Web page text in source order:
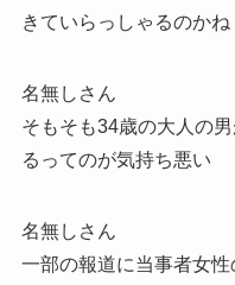
きていらっしゃるのかね
名無しさん
そもそも34歳の大人の
るってのが気持ち悪い
名無しさん
一部の報道に当事者女